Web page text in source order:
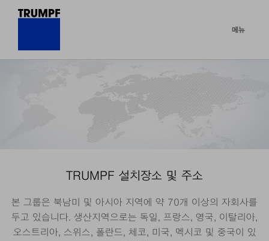
메뉴
TRUMPF 설치장소 및 주소
본 그룹은 북남미 및 아시아 지역에 약 70개 이상의 자회사를
두고 있습니다. 생산지역으로는 독일, 프랑스, 영국, 이탈리아,
오스트리아, 스위스, 폴란드, 체코, 미국, 멕시코 및 중국이 있